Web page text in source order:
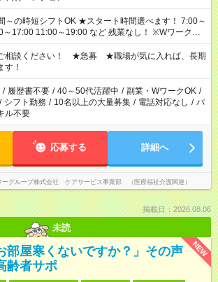
フトOK ★スタート時間選べます！ 7:00～
11:00～19:00 など 残業なし！ ※Wワークの
お仕事と合わせ週40時間超の就業はご案内できませ
基づき、週20時間以上勤務は社会保険への加入対象
※労働者派遣法（日雇い派遣の原則禁止）により、
期間の就業はご案内が難しい場合があります
相談ください！ ★急募 ★職場が気に入れば、長期
す！
/ 履歴書不要 / 40～50代活躍中 / 副業・WワークOK /
/ シフト勤務 / 10名以上の大量募集 / 電話対応なし / パ
ル不要
応募する 詳細へ
ーグループ株式会社 ケアサービス事業部 （医療福祉介護関連）
掲載日：2026.08.06
未読
NEW
部屋寒くないですか？」その声
齢者サポ